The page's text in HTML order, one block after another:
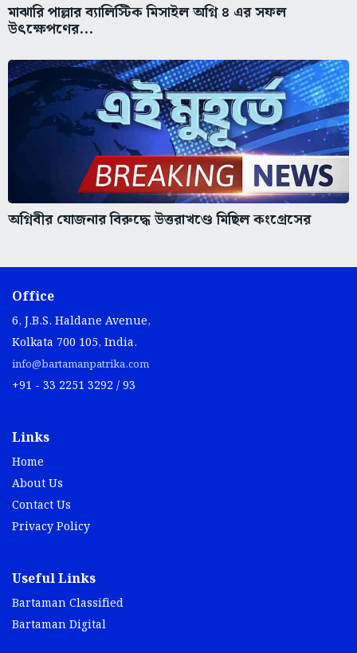
মাঝারি পাল্লার ব্যালিস্টিক মিসাইল অগ্নি ৪ এর সফল
উৎক্ষেপণের...
অগ্নিবীর যোজনার বিরুদ্ধে উত্তরাখণ্ডে মিছিল কংগ্রেসের
Office
6, J.B.S. Haldane Avenue,
Kolkata 700 105, India.
info@bartamanpatrika.com
+91 - 33 2251 3292 / 93
Links
Home
About Us
Contact Us
Privacy Policy
Useful Links
Bartaman Classified
Bartaman Digital